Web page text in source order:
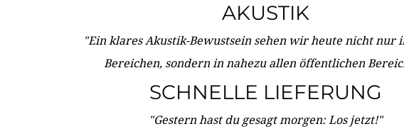
AKUSTIK
"Ein klares Akustik-Bewustsein sehen wir heute nicht nur
Bereichen, sondern in nahezu allen öffentlichen
SCHNELLE LIEFERUNG
"Gestern hast du gesagt morgen: Los jetzt!"